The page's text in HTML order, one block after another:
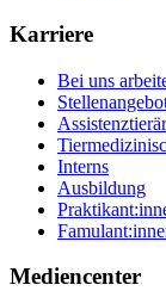
Karriere
Bei uns
Interns
Ausbildung
Mediencenter